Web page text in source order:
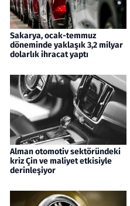
Sakarya, ocak-temmuz
döneminde yaklaşık 3,2 milyar
dolarlık ihracat yaptı
Alman otomotiv sektöründeki
kriz Çin ve maliyet etkisiyle
derinleşiyor